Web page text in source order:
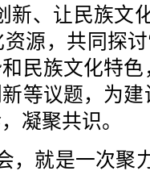
新、让民族文
源，共同探
民族文化特
等议题，为
凝聚共识。
，就是一次聚